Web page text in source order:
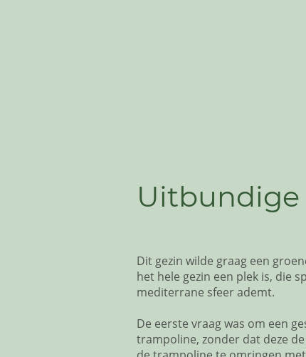
Dit gezin wilde graag een
het hele gezin een plek is, die
mediterrane sfeer ademt.
De eerste vraag was om een
trampoline, zonder dat deze